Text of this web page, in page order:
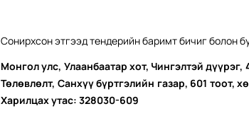
Сонирхсон этгээд тендерийн баримт бичиг болон
Монгол улс, Улаанбаатар хот, Чингэлтэй
Төлөвлөлт, Санхүү бүртгэлийн газар, 601 тоот,
Харилцах утас: 328030-609